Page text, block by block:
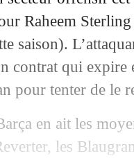
Raheem
saison).
contrat qui expire
pour tenter de le
en ait les
les
Mondial, Le
maillots du
Jovic cet hiver ?
bon souvenir